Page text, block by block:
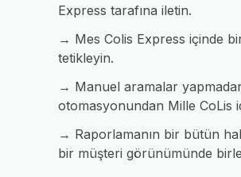
Express tarafına iletin.
→ Mes Colis Express içinde
tetikleyin.
→ Manuel aramalar
otomasyonundan Mille CoLis
→ Raporlamanın bir bütün
bir müşteri görünümünde